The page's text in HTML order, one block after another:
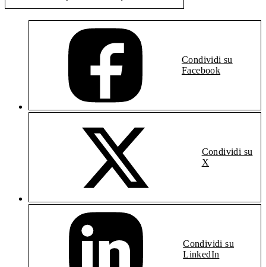
Condividi su
Facebook
Condividi su
X
Condividi su
LinkedIn